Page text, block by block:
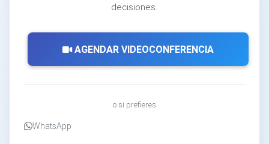
decisiones.
AGENDAR VIDEOCONFERENCIA
o si prefieres
WhatsApp